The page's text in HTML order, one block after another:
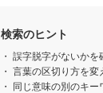
検索のヒント
誤字脱字がないかを
言葉の区切り方を
同じ意味の別のキ